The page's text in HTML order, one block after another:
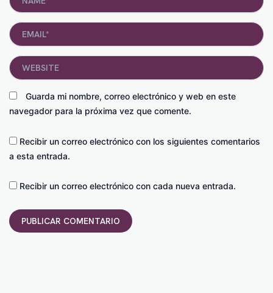
Email*
Guarda mi nombre, correo electrónico y web en este
navegador para la próxima vez que comente.
Website
Recibir un correo electrónico con los siguientes comentarios
a esta entrada.
Recibir un correo electrónico con cada nueva entrada.